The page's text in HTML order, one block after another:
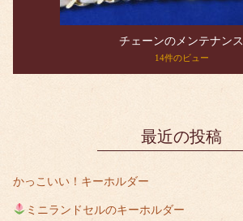
チェーンのメンテナンス
14件のビュー
最近の投稿
かっこいい！キーホルダー
ミニランドセルのキーホルダー